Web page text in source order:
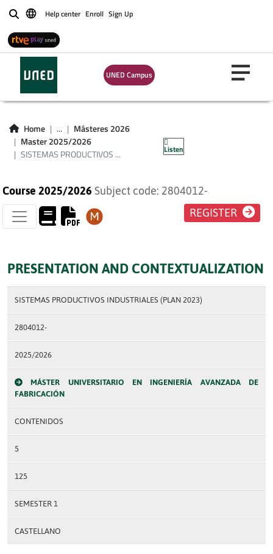
BuscarHelp center Enroll Sign Up
UNED Campus
Home ...
Másteres 2026
Master 2025/2026
SISTEMAS PRODUCTIVOS ...
Listen
SISTEMAS
PRODUCTIVOS
INDUSTRIALES
(PLAN 2023)
Course 2025/2026 Subject code: 2804012-
REGISTER
PRESENTATION AND CONTEXTUALIZATION
SISTEMAS PRODUCTIVOS INDUSTRIALES (PLAN 2023)
2804012-
2025/2026
MÁSTER UNIVERSITARIO EN INGENIERÍA AVANZADA DE
FABRICACIÓN
CONTENIDOS
5
125
SEMESTER 1
CASTELLANO